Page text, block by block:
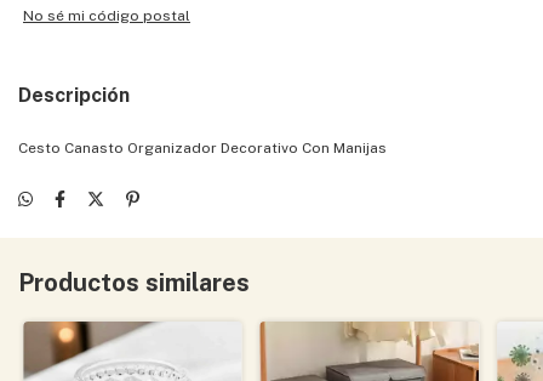
No sé mi código postal
Descripción
Cesto Canasto Organizador Decorativo Con Manijas
Productos similares